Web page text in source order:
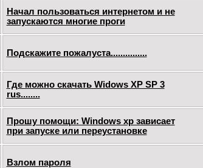
Начал пользоваться интернетом и не
запускаются многие проги
Подскажите пожалуста...............
Где можно скачать Widows XP SP 3
rus........
Прошу помощи: Windows xp зависает
при запуске или переустановке
Взлом пароля